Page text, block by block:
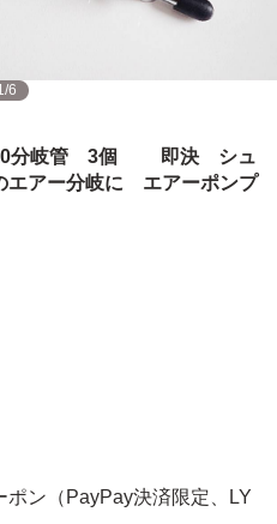
/6
10分岐管 3個 即決 シュ
エアー分岐に エアーポンプ
ン（PayPay決済限定、LY